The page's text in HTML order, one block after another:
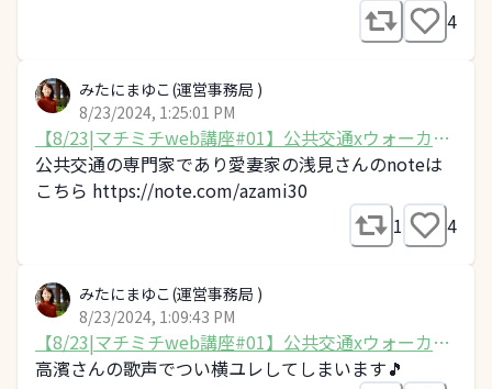
4
みたにまゆこ(運営事務局 )
8/23/2024, 1:25:01 PM
【8/23|マチミチweb講座#01】公共交通xウォーカブ
ル
公共交通の専門家であり愛妻家の浅見さんのnoteは
こちら https://note.com/azami30
1
4
みたにまゆこ(運営事務局 )
8/23/2024, 1:09:43 PM
【8/23|マチミチweb講座#01】公共交通xウォーカブ
ル
高濱さんの歌声でつい横ユレしてしまいます🎵